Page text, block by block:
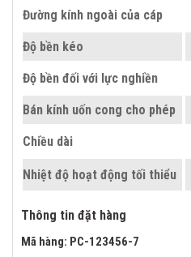
Đường kính ngoài của cáp
Độ bền kéo
Độ bền đối với lực nghiền
Bán kính uốn cong cho phép
Chiều dài
Nhiệt độ hoạt động tối thiểu
Thông tin đặt hàng
Mã hàng: PC-123456-7